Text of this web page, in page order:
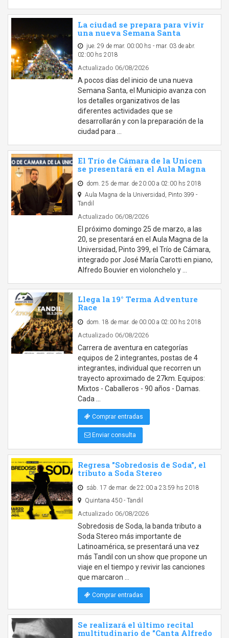
La ciudad se prepara para vivir
una nueva Semana Santa
jue. 29 de mar. 00:00 hs - mar. 03 de abr.
02:00 hs 2018
Actualizado 06/08/2026
A pocos días del inicio de una nueva
Semana Santa, el Municipio avanza con
los detalles organizativos de las
diferentes actividades que se
desarrollarán y con la preparación de la
ciudad para …
El Trío de Cámara de la Unicen
se presentará en el Aula Magna
dom. 25 de mar. de 20:00 a 02:00 hs 2018
Aula Magna de la Universidad, Pinto 399 -
Tandil
Actualizado 06/08/2026
El próximo domingo 25 de marzo, a las
20, se presentará en el Aula Magna de la
Universidad, Pinto 399, el Trío de Cámara,
integrado por José María Carotti en piano,
Alfredo Bouvier en violonchelo y …
Llega la 19° Terma Adventure
Race
dom. 18 de mar. de 00:00 a 02:00 hs 2018
Actualizado 06/08/2026
Carrera de aventura en categorías
equipos de 2 integrantes, postas de 4
integrantes, individual que recorren un
trayecto aproximado de 27km. Equipos:
Mixtos - Caballeros - 90 años - Damas.
Cada …
Comprar entradas
Enviar consulta
Regresa "Sobredosis de Soda", el
tributo a Soda Stereo
sáb. 17 de mar. de 22:00 a 23:59 hs 2018
Quintana 450 - Tandil
Actualizado 06/08/2026
Sobredosis de Soda, la banda tributo a
Soda Stereo más importante de
Latinoamérica, se presentará una vez
más Tandil con un show que propone un
viaje en el tiempo y revivir las canciones
que marcaron …
Comprar entradas
Se realizará el último recital
multitudinario de "Canta Alfredo